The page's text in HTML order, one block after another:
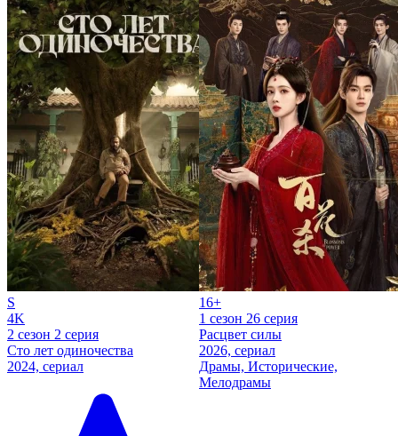
S
4K
2 сезон 2 серия
Сто лет одиночества
2024, сериал
16+
1 сезон 26 серия
Расцвет силы
2026, сериал
Драмы, Исторические,
Мелодрамы